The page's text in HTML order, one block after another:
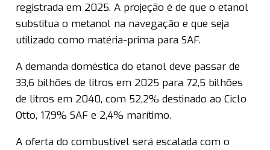
registrada em 2025. A projeção é de que o etanol
substitua o metanol na navegação e que seja
utilizado como matéria-prima para SAF.
A demanda doméstica do etanol deve passar de
33,6 bilhões de litros em 2025 para 72,5 bilhões
de litros em 2040, com 52,2% destinado ao Ciclo
Otto, 17,9% SAF e 2,4% marítimo.
A oferta do combustível será escalada com o